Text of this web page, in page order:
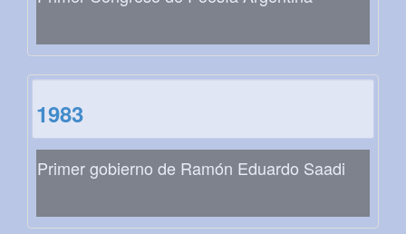
1983
Primer gobierno de Ramón Eduardo Saadi